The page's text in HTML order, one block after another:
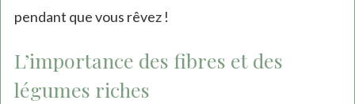
pendant que vous rêvez !
L’importance des fibres et des
légumes riches